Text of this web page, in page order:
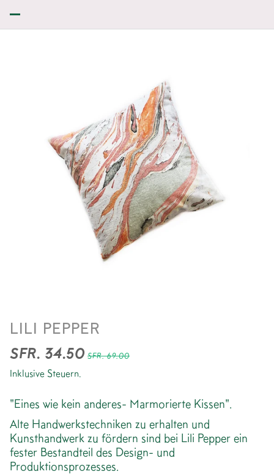
KISSEN *MARBLE
LILI PEPPER
SFR. 34.50 SFR. 69.00
Inklusive Steuern.
"Eines wie kein anderes- Marmorierte Kissen".
Alte Handwerkstechniken zu erhalten und
Kunsthandwerk zu fördern sind bei Lili Pepper ein
fester Bestandteil des Design- und
Produktionsprozesses.